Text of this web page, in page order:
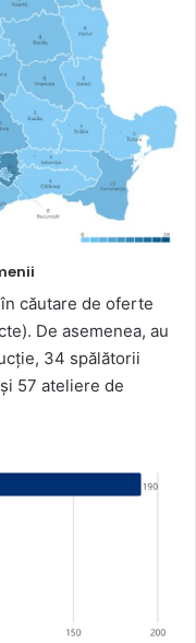
căutare de oferte
De asemenea, au
34 spălătorii
57 ateliere de